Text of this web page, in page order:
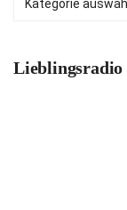
Lieblingsradio